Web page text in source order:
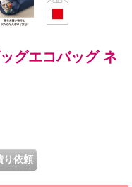
グエコバッグ ネ